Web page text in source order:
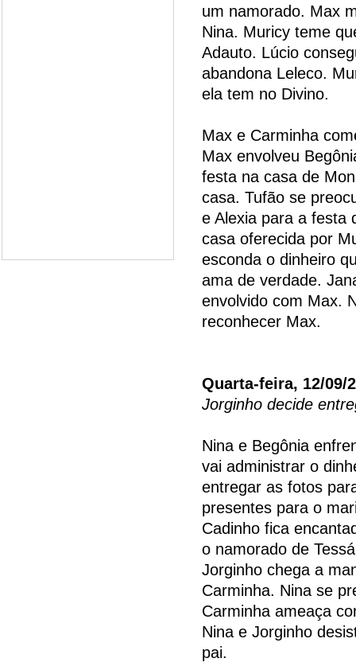
um namorado. Max
Nina. Muricy teme
Adauto. Lúcio
abandona Leleco.
ela tem no Divino.
Max e Carminha
Max envolveu
festa na casa de
casa. Tufão se
e Alexia para a festa
casa oferecida por
esconda o dinheiro
ama de verdade.
envolvido com Max.
reconhecer Max.
Quarta-feira, 12/09/
Jorginho decide
Nina e Begônia
vai administrar o
entregar as fotos
presentes para o
Cadinho fica
o namorado de
Jorginho chega a
Carminha. Nina se
Carminha ameaça
Nina e Jorginho
pai.